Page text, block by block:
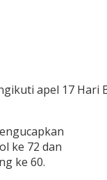
apel 17 Hari
ke 72 dan
ke 60.